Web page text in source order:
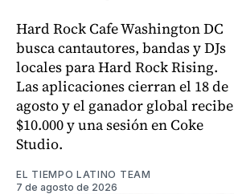
Hard Rock Cafe Washington DC
busca cantautores, bandas y DJs
locales para Hard Rock Rising.
Las aplicaciones cierran el 18 de
agosto y el ganador global recibe
$10.000 y una sesión en Coke
Studio.
EL TIEMPO LATINO TEAM
7 de agosto de 2026